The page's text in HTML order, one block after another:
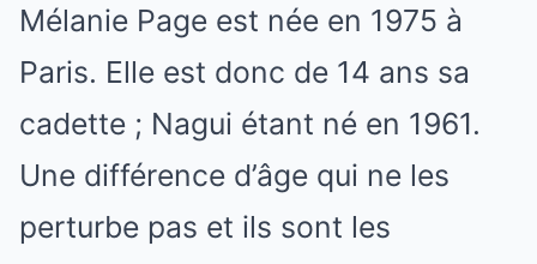
Mélanie Page est née en 1975 à
Paris. Elle est donc de 14 ans sa
cadette ; Nagui étant né en 1961.
Une différence d’âge qui ne les
perturbe pas et ils sont les